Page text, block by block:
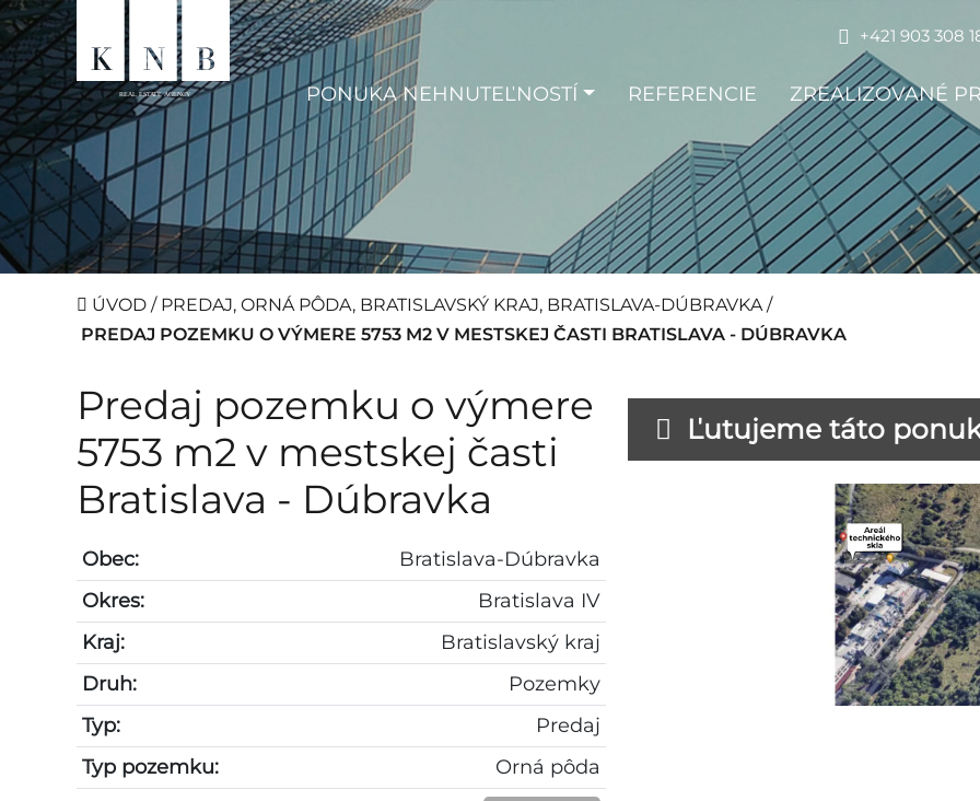
+421 903 308
PONUKA NEHNUTEĽNOSTÍ REFERENCIE ZREALIZOVANÉ
ÚVOD / PREDAJ, ORNÁ PÔDA, BRATISLAVSKÝ KRAJ, BRATISLAVA-DÚBRAVKA/
PREDAJ POZEMKU O VÝMERE 5753 M2 V MESTSKEJ ČASTI BRATISLAVA - DÚBRAVKA
Predaj pozemku o výmere
5753 m2 v mestskej časti
Bratislava - Dúbravka
Obec:
Bratislava-Dúbravka
Okres:
Bratislava IV
Kraj:
Bratislavský kraj
Druh:
Pozemky
Typ:
Predaj
Typ pozemku:
Orná pôda
Ľutujeme táto